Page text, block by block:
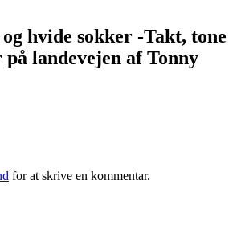
hvide sokker -Takt, tone
landevejen af Tonny
for at skrive en kommentar.